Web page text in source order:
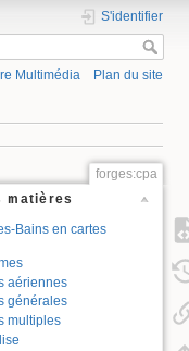
S'identifier
Multimédia Plan du site
forges:cpa
matières
Bains en cartes
aériennes
générales
multiples